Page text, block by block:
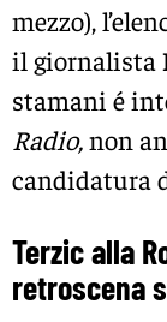
mezzo),
il giornalista
stamani é
Radio,non
candidatura
Terzic alla
retroscena